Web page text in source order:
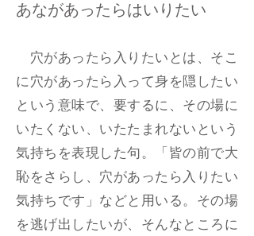
あながあったらはいりたい
穴があったら入りたいとは、そこ
に穴があったら入って身を隠したい
という意味で、要するに、その場に
いたくない、いたたまれないという
気持ちを表現した句。「皆の前で大
恥をさらし、穴があったら入りたい
気持ちです」などと用いる。その場
を逃げ出したいが、そんなところに